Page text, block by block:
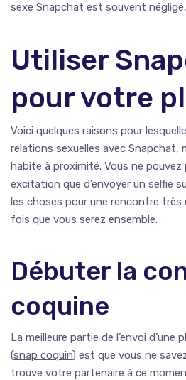
sexe Snapchat est souvent
Utiliser
pour votre
Voici quelques raisons pour
relations sexuelles avec Snapchat,
habite à proximité. Vous ne pouvez
excitation que d’envoyer un selfie
les choses pour une rencontre très
fois que vous serez ensemble.
Débuter la
coquine
La meilleure partie de l’envoi
(snap coquin) est que vous ne
trouve votre partenaire à ce